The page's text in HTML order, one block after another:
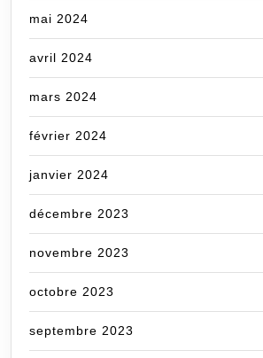
mai 2024
avril 2024
mars 2024
février 2024
janvier 2024
décembre 2023
novembre 2023
octobre 2023
septembre 2023